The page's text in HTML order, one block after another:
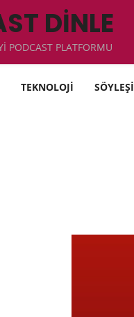
DİNLE
PODCAST PLATFORMU
TEKNOLOJİ SÖYLEŞİ